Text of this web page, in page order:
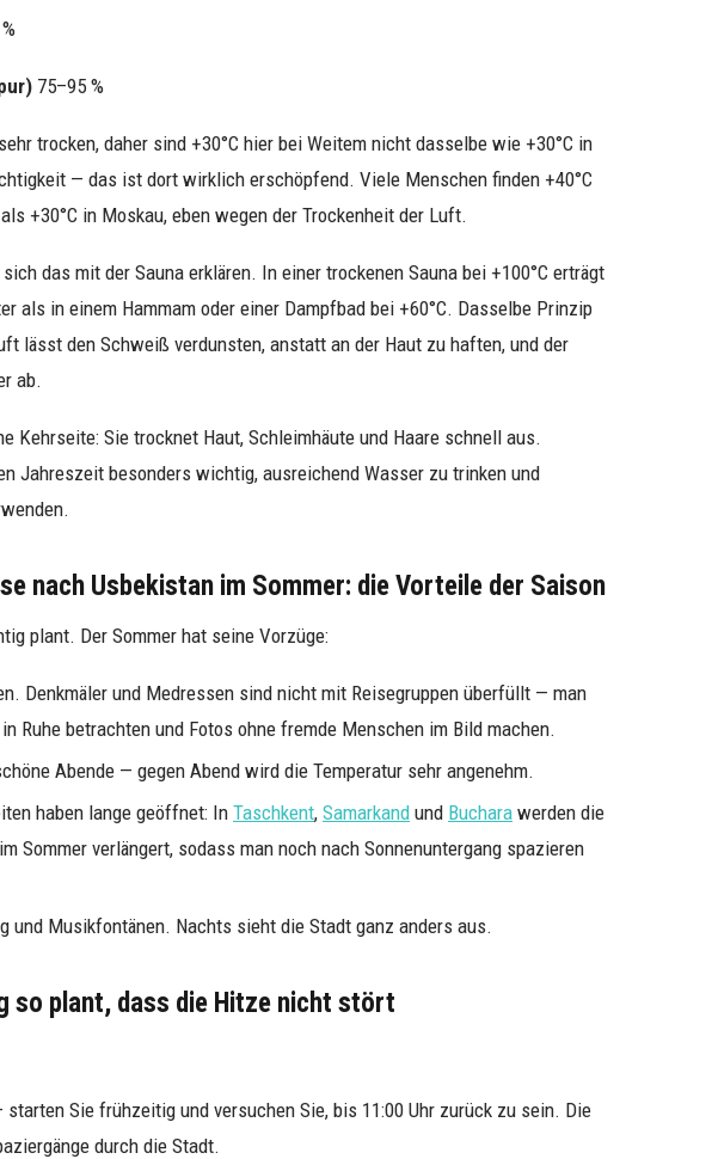
75–95 %
trocken, daher sind +30°C hier bei Weitem nicht dasselbe wie +30°C in
— das ist dort wirklich erschöpfend. Viele Menschen finden +40°C
+30°C in Moskau, eben wegen der Trockenheit der Luft.
das mit der Sauna erklären. In einer trockenen Sauna bei +100°C erträgt
als in einem Hammam oder einer Dampfbad bei +60°C. Dasselbe Prinzip
lässt den Schweiß verdunsten, anstatt an der Haut zu haften, und der
ab.
Kehrseite: Sie trocknet Haut, Schleimhäute und Haare schnell aus.
Jahreszeit besonders wichtig, ausreichend Wasser zu trinken und
nach Usbekistan im Sommer: die Vorteile der Saison
plant. Der Sommer hat seine Vorzüge:
Denkmäler und Medressen sind nicht mit Reisegruppen überfüllt — man
Ruhe betrachten und Fotos ohne fremde Menschen im Bild machen.
Abende — gegen Abend wird die Temperatur sehr angenehm.
haben lange geöffnet: In Taschkent, Samarkand und Buchara werden die
Sommer verlängert, sodass man noch nach Sonnenuntergang spazieren
und Musikfontänen. Nachts sieht die Stadt ganz anders aus.
so plant, dass die Hitze nicht stört
starten Sie frühzeitig und versuchen Sie, bis 11:00 Uhr zurück zu sein. Die
durch die Stadt.